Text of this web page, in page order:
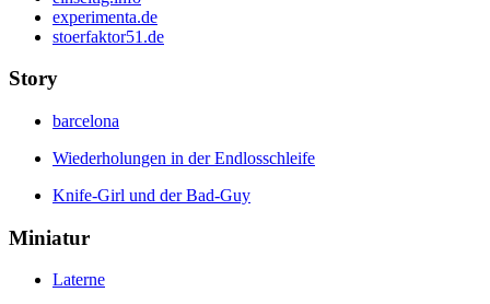
experimenta.de
stoerfaktor51.de
Story
barcelona
Wiederholungen in der Endlosschleife
Knife-Girl und der Bad-Guy
Miniatur
Laterne